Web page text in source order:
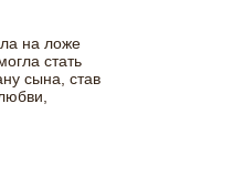
на ложе
стать
сына, став